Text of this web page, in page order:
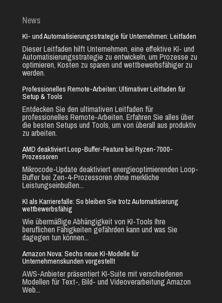
News
KI- und Automatisierungsstrategie für Unternehmen: Leitfaden
Dieser Leitfaden hilft Unternehmen, eine effektive KI- und
Automatisierungsstrategie zu entwickeln, um Prozesse zu
optimieren, Kosten zu sparen und wettbewerbsfähiger zu
werden.
Professionelles Remote-Arbeiten: Ultimativer Leitfaden für
Setup & Tools
Entdecken Sie den ultimativen Leitfaden für
professionelles Remote-Arbeiten. Erfahren Sie alles über
die besten Setups und Tools, um von überall aus produktiv
zu arbeiten.
AMD deaktiviert Loop-Buffer-Feature bei Ryzen-7000-
Prozessoren
Mikrocode-Update deaktiviert energieoptimierenden Loop-
Buffer bei Zen-4-Prozessoren ohne merkliche
Leistungseinbußen...
KI als Karrierefalle: So bleiben Sie trotz Automatisierung
wettbewerbsfähig
Wie übermäßige Abhängigkeit von KI-Tools Ihre
beruflichen Fähigkeiten gefährden kann und was Sie
dagegen tun können...
Amazon Nova: Sechs neue KI-Modelle für
Unternehmenskunden vorgestellt
AWS-Anbieter präsentiert KI-Suite mit verschiedenen
Modellen für Text-, Bild- und Videoverarbeitung Amazon
Web...